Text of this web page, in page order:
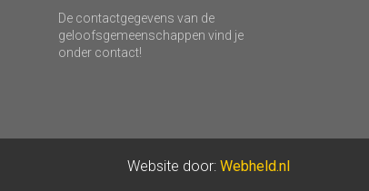
De contactgegevens van de
geloofsgemeenschappen vind je
onder contact!
Website door: Webheld.nl